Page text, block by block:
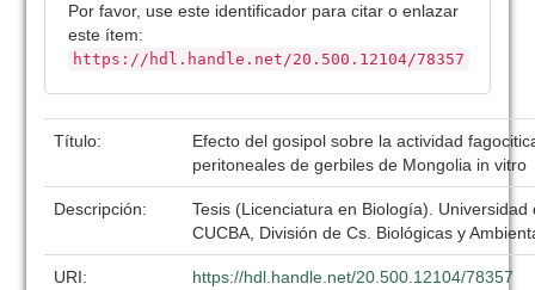
Por favor, use este identificador para citar o enlazar
este ítem:
https://hdl.handle.net/20.500.12104/78357
Título:
Efecto del gosipol sobre la actividad
peritoneales de gerbiles de Mongolia in vitro
Descripción:
Tesis (Licenciatura en Biología). Universidad
CUCBA, División de Cs. Biológicas y
URI: https://hdl.handle.net/20.500.12104/78357